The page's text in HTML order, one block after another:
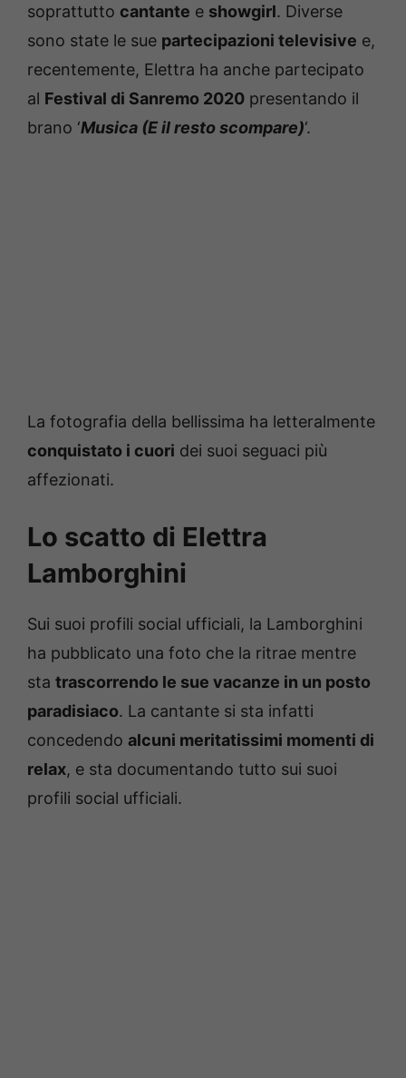
soprattutto cantante e showgirl. Diverse
sono state le sue partecipazioni televisive e,
recentemente, Elettra ha anche partecipato
al Festival di Sanremo 2020 presentando il
brano ‘Musica (E il resto scompare)‘.
La fotografia della bellissima ha letteralmente
conquistato i cuori dei suoi seguaci più
affezionati.
Lo scatto di Elettra
Lamborghini
Sui suoi profili social ufficiali, la Lamborghini
ha pubblicato una foto che la ritrae mentre
sta trascorrendo le sue vacanze in un posto
paradisiaco. La cantante si sta infatti
concedendo alcuni meritatissimi momenti di
relax, e sta documentando tutto sui suoi
profili social ufficiali.